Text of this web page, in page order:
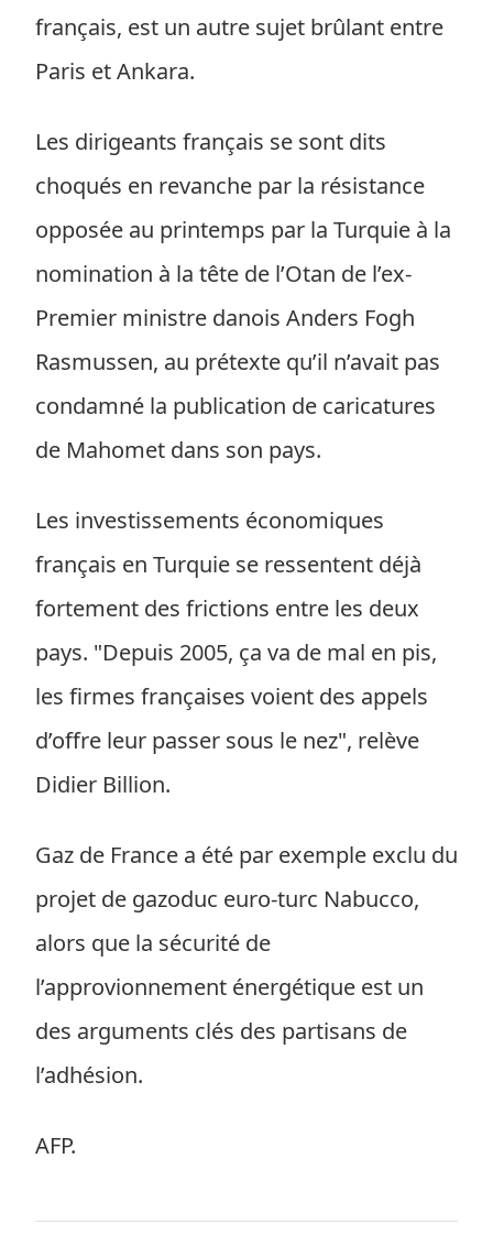
français, est un autre sujet brûlant entre
Paris et Ankara.
Les dirigeants français se sont dits
choqués en revanche par la résistance
opposée au printemps par la Turquie à la
nomination à la tête de l’Otan de l’ex-
Premier ministre danois Anders Fogh
Rasmussen, au prétexte qu’il n’avait pas
condamné la publication de caricatures
de Mahomet dans son pays.
Les investissements économiques
français en Turquie se ressentent déjà
fortement des frictions entre les deux
pays. "Depuis 2005, ça va de mal en pis,
les firmes françaises voient des appels
d’offre leur passer sous le nez", relève
Didier Billion.
Gaz de France a été par exemple exclu du
projet de gazoduc euro-turc Nabucco,
alors que la sécurité de
l’approvionnement énergétique est un
des arguments clés des partisans de
l’adhésion.
AFP.